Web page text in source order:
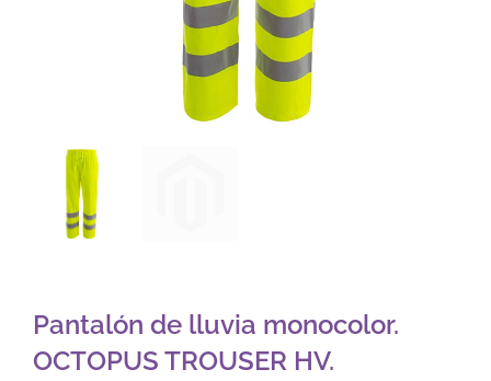
Pantalón de lluvia monocolor.
OCTOPUS TROUSER HV.